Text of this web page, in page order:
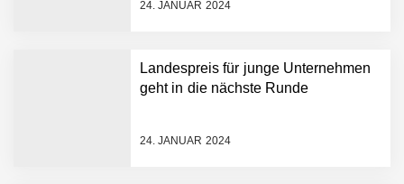
24. JANUAR 2024
Landespreis für junge Unternehmen
geht in die nächste Runde
24. JANUAR 2024
Entwicklungsprozesse
Pyck im Employer Portrait